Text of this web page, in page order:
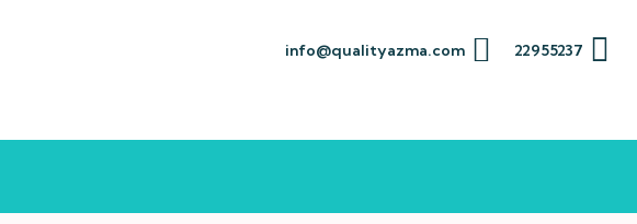
22955237
info@qualityazma.com